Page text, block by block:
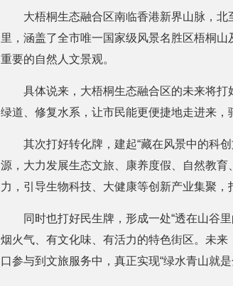
大梧桐生态融合区南临香港新界山脉，
里，涵盖了全市唯一国家级风景名胜区梧桐
重要的自然人文景观。
具体说来，大梧桐生态融合区的未来将打
绿道、修复水系，让市民能更便捷地走进来，
其次打好转化牌，建起“藏在风景中的科
源，大力发展生态文旅、康养度假、自然教
力，引导生物科技、大健康等创新产业集聚，
同时也打好民生牌，形成一处“透在山谷
烟火气、有文化味、有活力的特色街区。未
口参与到文旅服务中，真正实现“绿水青山就是